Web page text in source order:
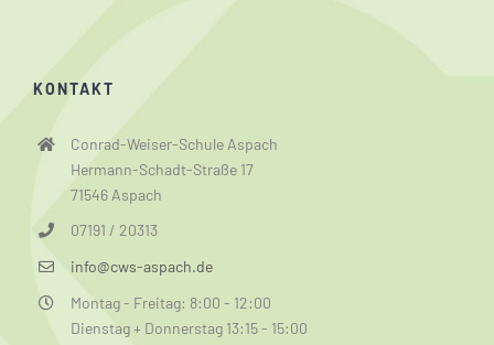
KONTAKT
Conrad-Weiser-Schule Aspach
Hermann-Schadt-Straße 17
71546 Aspach
07191 / 20313
info@cws-aspach.de
Montag - Freitag: 8:00 - 12:00
Dienstag + Donnerstag 13:15 - 15:00